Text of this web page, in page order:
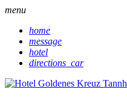
menu
home
message
hotel
directions_car